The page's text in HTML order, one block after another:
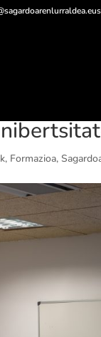
, Formazioa,